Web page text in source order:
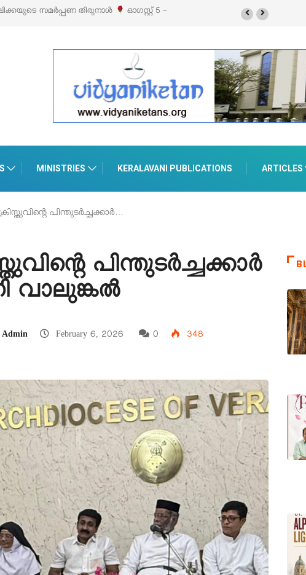
ഓഗസ്റ്റ് 5 –‘പെറ്റൽസ്’ ലൈഫ് സ്റ്റൈൽ എക്സിബിഷനും സെയിലും ഓഗസ്റ്റ് 8-ന്
MINISTRIES KERALAVANI PUBLICATIONS ARTICLES
പിന്തുടർച്ചക്കാർ…
പിന്തുടർച്ചക്കാർ
വാലുങ്കൽ
Admin February 6, 2026 0
348